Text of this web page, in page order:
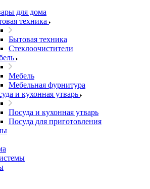
для дома
техника
Бытовая техника
Стеклоочистители
Мебель
Мебельная фурнитура
и кухонная утварь
Посуда и кухонная утварь
Посуда для приготовления